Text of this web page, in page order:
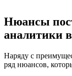
Нюансы
аналитики
Наряду с
ряд нюансов,